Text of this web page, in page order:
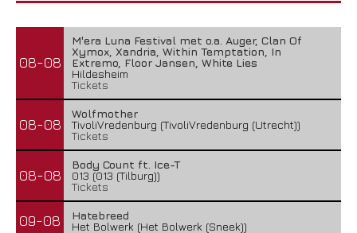
08-08
M'era Luna Festival met o.a. Auger, Clan Of
Xymox, Xandria, Within Temptation, In
Extremo, Floor Jansen, White Lies
Hildesheim
Tickets
08-08
Wolfmother
TivoliVredenburg (TivoliVredenburg (Utrecht))
Tickets
08-08
Body Count ft. Ice-T
013 (013 (Tilburg))
Tickets
09-08
Hatebreed
Het Bolwerk (Het Bolwerk (Sneek))